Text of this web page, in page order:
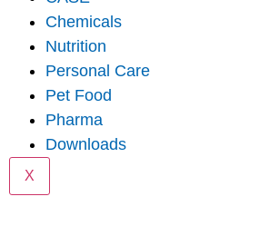
Chemicals
Nutrition
Personal Care
Pet Food
Pharma
Downloads
X